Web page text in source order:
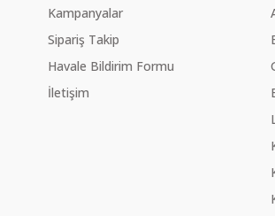
Kampanyalar
Sipariş Takip
Havale Bildirim Formu
İletişim